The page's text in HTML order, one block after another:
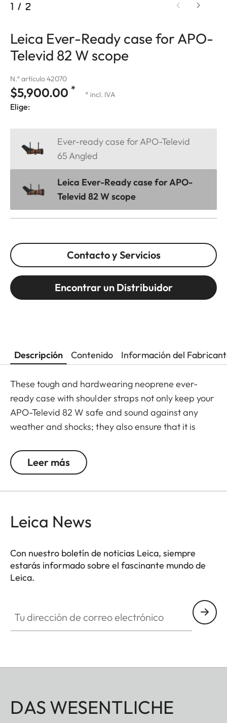
1 / 2
Leica Ever-Ready case for APO-
Televid 82 W scope
N.º artículo 42070
$5,900.00 * * incl. IVA
Elige:
Ever-ready case for APO-Televid
65 Angled
Leica Ever-Ready case for APO-
Televid 82 W scope
Contacto y Servicios
Encontrar un Distribuidor
Descripción Contenido Información del
These tough and hardwearing neoprene ever-
ready case with shoulder straps not only keep your
APO-Televid 82 W safe and sound against any
weather and shocks; they also ensure that it is
cleverly designed closing system - with extra
openings for the front lens, eyepiece, focusing
mounted on a tripod.
Leer más
Leica News
Con nuestro boletín de noticias Leica, siempre
estarás informado sobre el fascinante mundo de
Leica.
DAS WESENTLICHE